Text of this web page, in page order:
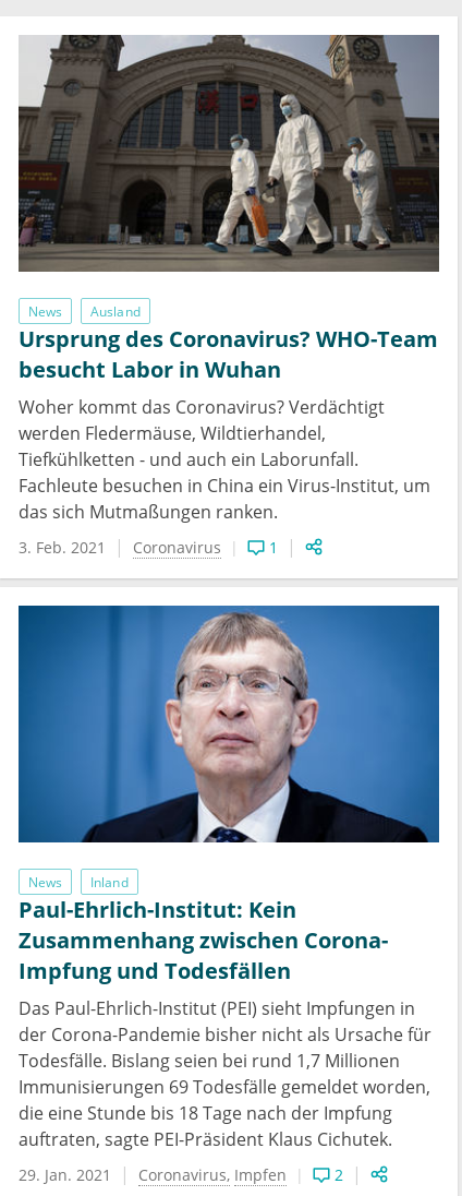
News Ausland
Ursprung des Coronavirus? WHO-Team
besucht Labor in Wuhan
Woher kommt das Coronavirus? Verdächtigt
werden Fledermäuse, Wildtierhandel,
Tiefkühlketten - und auch ein Laborunfall.
Fachleute besuchen in China ein Virus-Institut, um
das sich Mutmaßungen ranken.
3. Feb. 2021 Coronavirus 1
News Inland
Paul-Ehrlich-Institut: Kein
Zusammenhang zwischen Corona-
Impfung und Todesfällen
Das Paul-Ehrlich-Institut (PEI) sieht Impfungen in
der Corona-Pandemie bisher nicht als Ursache für
Todesfälle. Bislang seien bei rund 1,7 Millionen
Immunisierungen 69 Todesfälle gemeldet worden,
die eine Stunde bis 18 Tage nach der Impfung
auftraten, sagte PEI-Präsident Klaus Cichutek.
29. Jan. 2021 Coronavirus Impfen 2